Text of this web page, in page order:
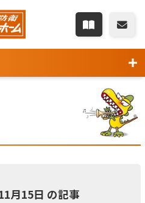
月15日 の記事